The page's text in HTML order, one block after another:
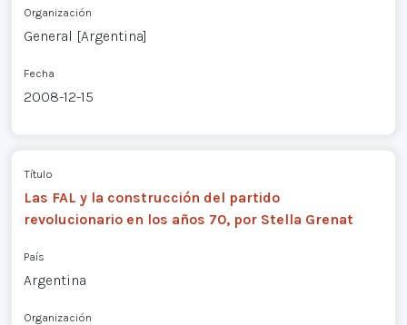
Organización
General [Argentina]
Fecha
2008-12-15
Título
Las FAL y la construcción del partido
revolucionario en los años 70, por Stella Grenat
País
Argentina
Organización